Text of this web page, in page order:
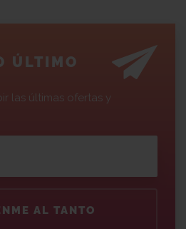
ÚLTIMO
las últimas ofertas y
AL TANTO